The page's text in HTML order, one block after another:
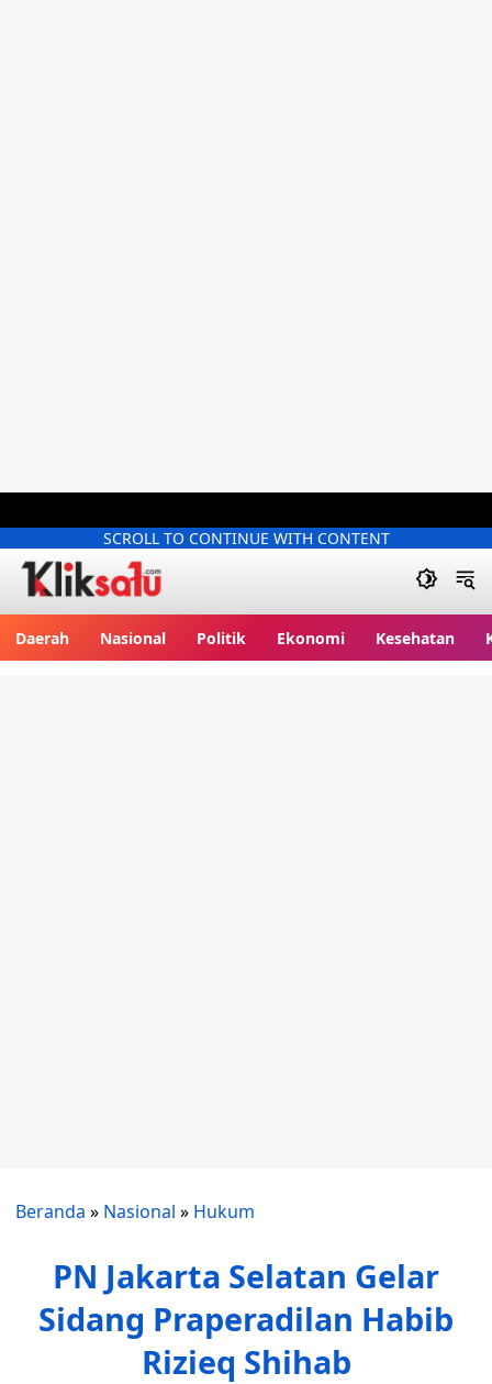
SCROLL TO CONTINUE WITH CONTENT
Daerah Nasional Politik Ekonomi Kesehatan
Beranda » Nasional » Hukum
PN Jakarta Selatan Gelar
Sidang Praperadilan Habib
Rizieq Shihab